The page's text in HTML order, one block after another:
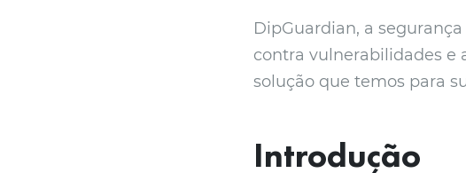
DipGuardian, a
contra vulnerabilidades e
solução que temos para
Introdução